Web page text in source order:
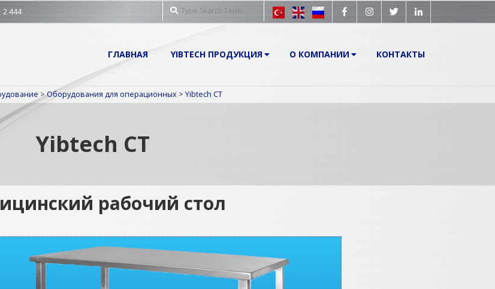
2 444
Search
ГЛАВНАЯ YIBTECH ПРОДУКЦИЯ О КОМПАНИИ КОНТАКТЫ
>Оборудования для операционных > Yibtech CT
Yibtech CT
рабочий стол